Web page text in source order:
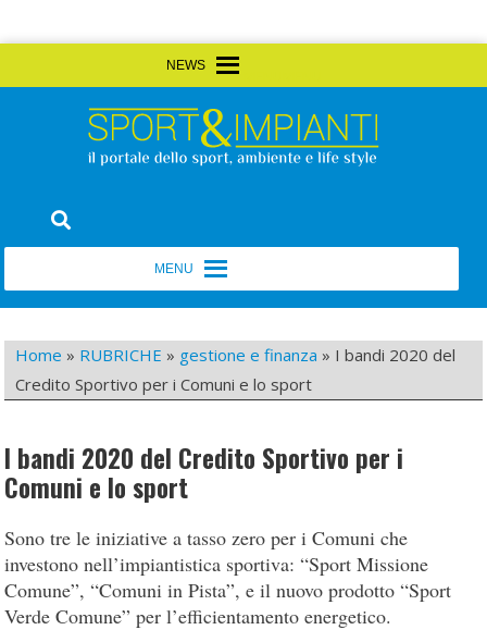
to
Sport&Impianti
Home » RUBRICHE » gestione e finanza » I bandi 2020 del
Credito Sportivo per i Comuni e lo sport
I bandi 2020 del Credito Sportivo per i
Comuni e lo sport
Sono tre le iniziative a tasso zero per i Comuni che
investono nell’impiantistica sportiva: “Sport Missione
Comune”, “Comuni in Pista”, e il nuovo prodotto “Sport
Verde Comune” per l’efficientamento energetico.